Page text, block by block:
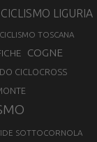
CICLISMO LIGURIA
CICLISMO TOSCANA
COGNE
CICLOCROSS
SOTTOCORNOLA